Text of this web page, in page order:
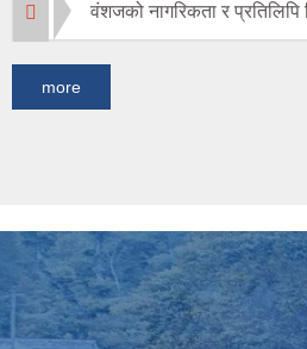
वंशजको नागरिकता र प्रतिलिपि
more